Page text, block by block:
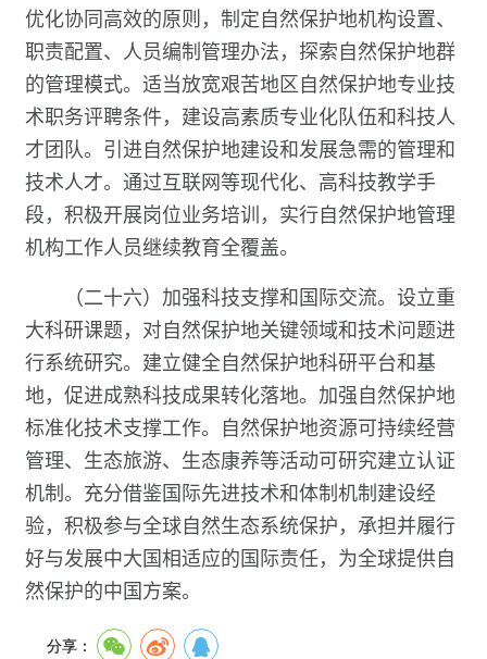
优化协同高效的原则，制定自然保护地机构设置、
职责配置、人员编制管理办法，探索自然保护地群
的管理模式。适当放宽艰苦地区自然保护地专业技
术职务评聘条件，建设高素质专业化队伍和科技人
才团队。引进自然保护地建设和发展急需的管理和
技术人才。通过互联网等现代化、高科技教学手
段，积极开展岗位业务培训，实行自然保护地管理
机构工作人员继续教育全覆盖。
（二十六）加强科技支撑和国际交流。设立重
大科研课题，对自然保护地关键领域和技术问题进
行系统研究。建立健全自然保护地科研平台和基
地，促进成熟科技成果转化落地。加强自然保护地
标准化技术支撑工作。自然保护地资源可持续经营
管理、生态旅游、生态康养等活动可研究建立认证
机制。充分借鉴国际先进技术和体制机制建设经
验，积极参与全球自然生态系统保护，承担并履行
好与发展中大国相适应的国际责任，为全球提供自
然保护的中国方案。
分享：